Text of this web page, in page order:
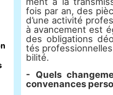
fois par an, des
d’une acti­vité
à avan­ce­ment est
des obli­ga­tions
tés
bi­lité.
- Quels
conve­nan­ces